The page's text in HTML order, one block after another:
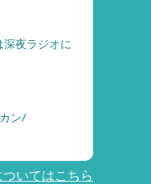
深夜ラジオに
ン/
いてはこちら